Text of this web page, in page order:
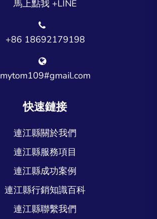
馬上點我 +LINE
+86 18692179198
mytom109#gmail.com
快速鏈接
連江縣關於我們
連江縣服務項目
連江縣成功案例
連江縣行銷知識百科
連江縣聯繫我們